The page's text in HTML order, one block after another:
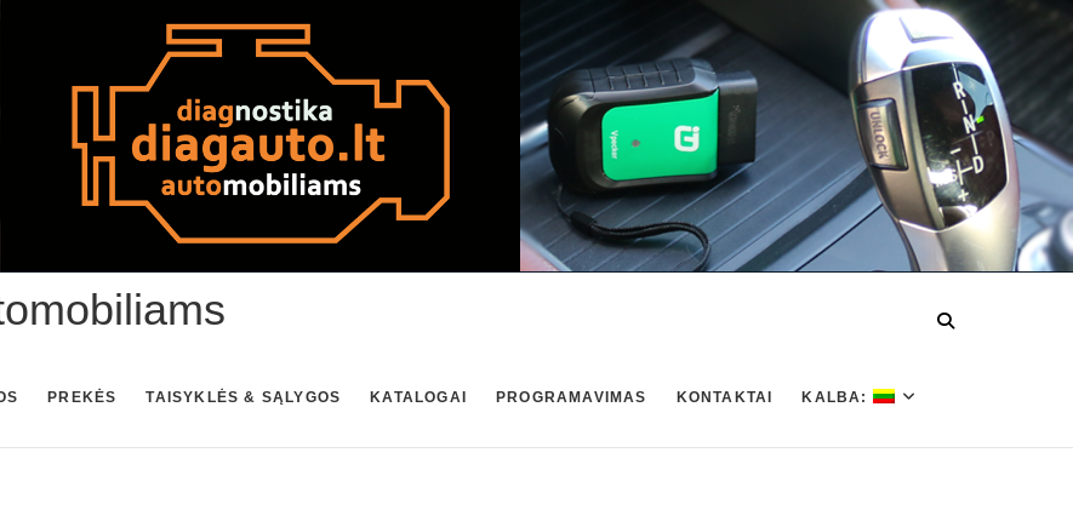
PREKĖS TAISYKLĖS & SĄLYGOS KATALOGAI PROGRAMAVIMAS KONTAKTAI KALBA: